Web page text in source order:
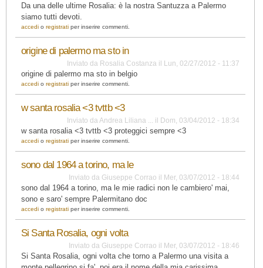
Da una delle ultime Rosalia: è la nostra Santuzza a Palermo
siamo tutti devoti.
accedi o registrati per inserire commenti.
origine di palermo ma sto in
Inviato da Rosalia Costanza il Lun, 02/27/2012 - 11:37
origine di palermo ma sto in belgio
accedi o registrati per inserire commenti.
w santa rosalia <3 tvttb <3
Inviato da Andrea Liliana ... il Dom, 03/04/2012 - 18:34
w santa rosalia <3 tvttb <3 proteggici sempre <3
accedi o registrati per inserire commenti.
sono dal 1964 a torino, ma le
Inviato da Giuseppe Corrao il Mer, 03/07/2012 - 18:44
sono dal 1964 a torino, ma le mie radici non le cambiero' mai,
sono e saro' sempre Palermitano doc
accedi o registrati per inserire commenti.
Si Santa Rosalia, ogni volta
Inviato da Giuseppe Corrao il Mer, 03/07/2012 - 18:46
Si Santa Rosalia, ogni volta che torno a Palermo una visita a